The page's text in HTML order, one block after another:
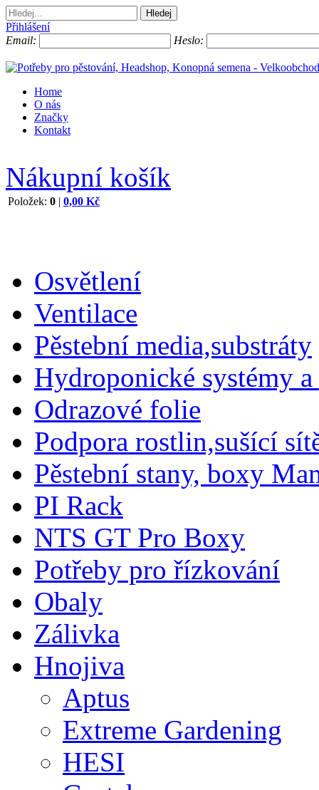
Přihlášení
Email:
Heslo:
Home
O nás
Značky
Kontakt
Nákupní košík
Položek: 0 | 0,00 Kč
Osvětlení
Ventilace
Pěstební media,substráty
Hydroponické systémy
Odrazové folie
Podpora rostlin,sušící
Pěstební stany, boxy
PI Rack
NTS GT Pro Boxy
Potřeby pro řízkování
Obaly
Zálivka
Hnojiva
Aptus
Extreme Gardening
HESI